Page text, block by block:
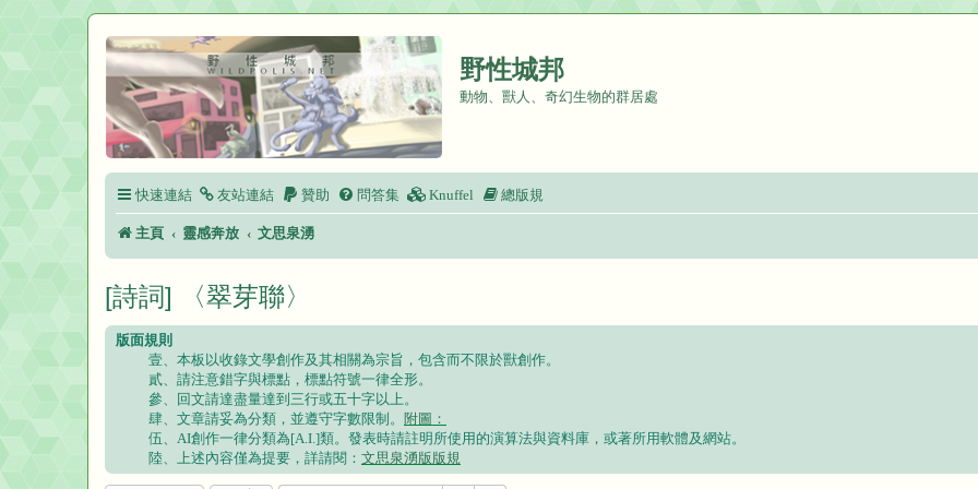
野性城邦
動物、獸人、奇幻生物的群居處
快速連結 友站連結 贊助 問答集 Knuffel 總版規
主頁 靈感奔放 文思泉湧
[詩詞] 〈翠芽聯〉
版面規則
壹、本板以收錄文學創作及其相關為宗旨，包含而不限於獸創作。
貳、請注意錯字與標點，標點符號一律全形。
參、回文請達盡量達到三行或五十字以上。
肆、文章請妥為分類，並遵守字數限制。 附圖：
伍、AI創作一律分類為[A.I.]類。發表時請註明所使用的演算法與資料庫，或著所用軟體及網站。
陸、上述內容僅為提要，詳請閱： 文思泉湧版版規